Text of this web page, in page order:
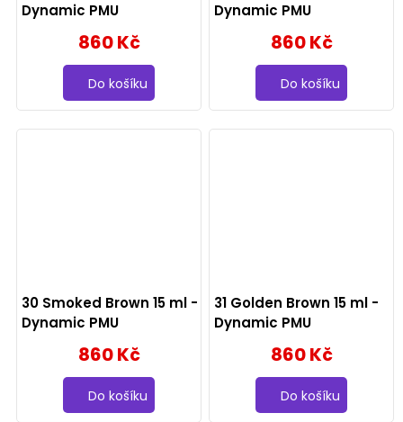
Dynamic PMU
860 Kč
Do košíku
Dynamic PMU
860 Kč
Do košíku
30 Smoked Brown 15 ml -
Dynamic PMU
860 Kč
Do košíku
31 Golden Brown 15 ml -
Dynamic PMU
860 Kč
Do košíku